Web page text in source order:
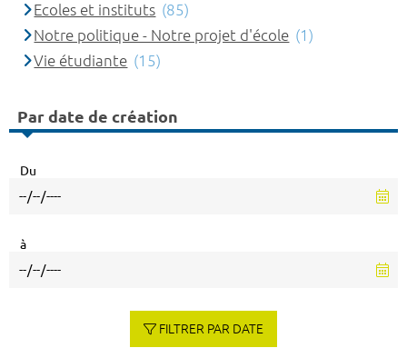
Ecoles et instituts (85)
Notre politique - Notre projet d'école (1)
Vie étudiante (15)
Par date de création
Du
à
FILTRER PAR DATE